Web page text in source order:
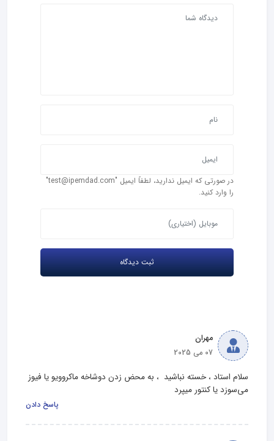
در صورتی که ایمیل ندارید، لطفاً ایمیل "test@ipemdad.com"
را وارد کنید.
مهران
07 می 2025
سلام استاد ، خسته نباشید  ، به محض زدن دوشاخه ماکروویو یا فیوز
می‌سوزد یا کنتور میپرد
پاسخ دادن